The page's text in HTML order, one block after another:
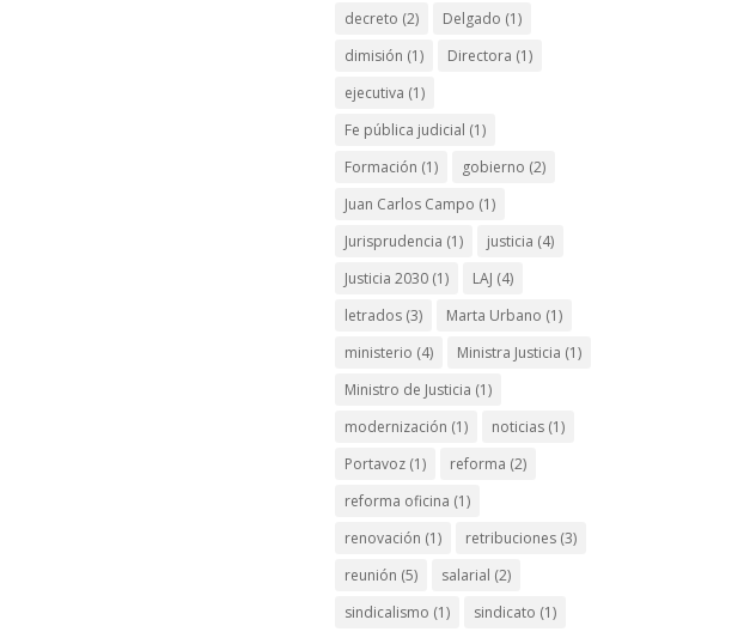
decreto (2) Delgado (1)
dimisión (1) Directora (1)
ejecutiva (1)
Fe pública judicial (1)
Formación (1) gobierno (2)
Juan Carlos Campo (1)
Jurisprudencia (1) justicia (4)
Justicia 2030 (1) LAJ (4)
letrados (3) Marta Urbano (1)
ministerio (4) Ministra Justicia (1)
Ministro de Justicia (1)
modernización (1) noticias (1)
Portavoz (1) reforma (2)
reforma oficina (1)
renovación (1) retribuciones (3)
reunión (5) salarial (2)
sindicalismo (1) sindicato (1)